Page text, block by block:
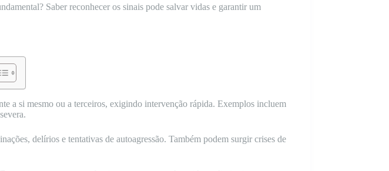
Saber reconhecer os sinais pode salvar vidas e garantir um
a si mesmo ou a terceiros, exigindo intervenção rápida. Exemplos incluem
delírios e tentativas de autoagressão. Também podem surgir crises de